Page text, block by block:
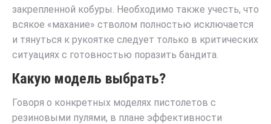
закрепленной кобуры. Необходимо также учесть, что
всякое «махание» стволом полностью исключается
и тянуться к рукоятке следует только в критических
ситуациях с готовностью поразить бандита.
Какую модель выбрать?
Говоря о конкретных моделях пистолетов с
резиновыми пулями, в плане эффективности